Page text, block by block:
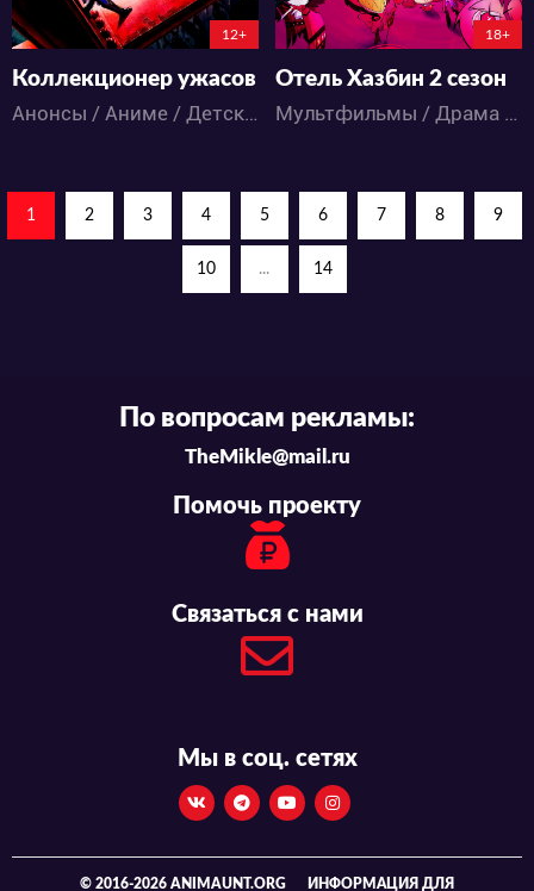
54:20:54:59
12+
Коллекционер ужасов
Анонсы / Аниме / Детское / Ужасы
18+
Отель Хазбин 2 сезон
Мультфильмы / Драма / Комедия / Музыка / Ужасы / Фэнтези
1 2 3 4 5 6 7 8 9
10 ... 14
По вопросам рекламы:
TheMikle@mail.ru
Помочь проекту
Связаться с нами
Мы в соц. сетях
© 2016-2026 ANIMAUNT.ORG ИНФОРМАЦИЯ ДЛЯ